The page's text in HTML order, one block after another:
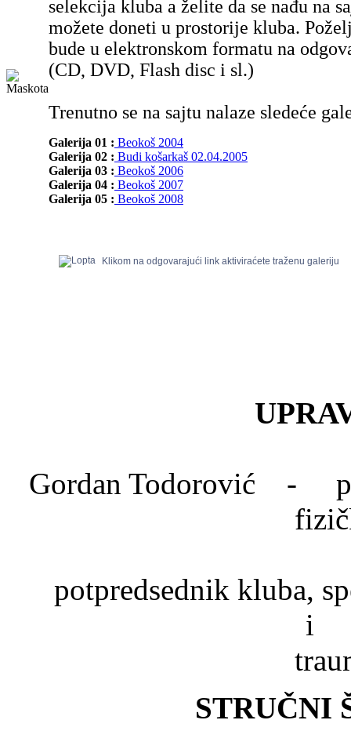
selekcija kluba a želite da se nađu na
možete doneti u prostorije kluba.
bude u elektronskom formatu na
(CD, DVD, Flash disc i sl.)
Trenutno se na sajtu nalaze sledeće
Galerija 01 : Beokoš 2004
Galerija 02 : Budi košarkaš 02.04.2005
Galerija 03 : Beokoš 2006
Galerija 04 : Beokoš 2007
Galerija 05 : Beokoš 2008
Klikom na odgovarajući link aktiviraćete traženu galeriju
Gordan Todorović -
potpredsednik kluba,
STRUČNI